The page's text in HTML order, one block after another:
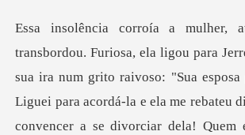
sua ira num grito raivoso: "Sua
Liguei para acordá-la e ela me rebateu